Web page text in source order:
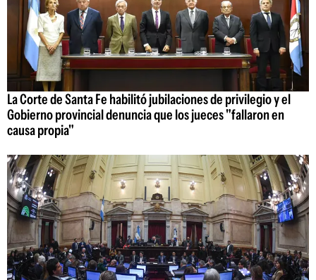
La Corte de Santa Fe habilitó jubilaciones de privilegio y el
Gobierno provincial denuncia que los jueces "fallaron en
causa propia"